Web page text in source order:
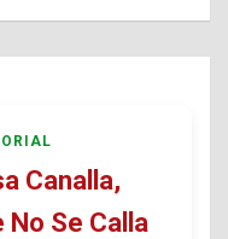
Canalla,
No Se Calla